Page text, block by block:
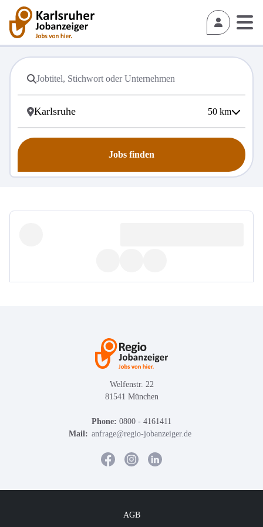
50 km
Jobs finden
Welfenstr. 22
81541 München
Phone: 0800 - 4161411
Mail: anfrage@regio-jobanzeiger.de
AGB